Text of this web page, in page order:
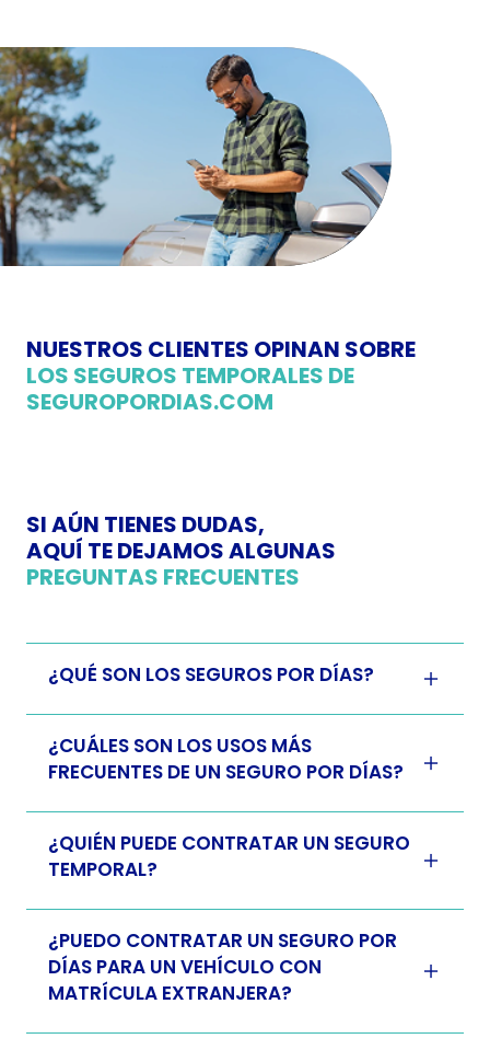
NUESTROS CLIENTES OPINAN SOBRE
LOS SEGUROS TEMPORALES DE
SEGUROPORDIAS.COM
SI AÚN TIENES DUDAS,
AQUÍ TE DEJAMOS ALGUNAS
PREGUNTAS FRECUENTES
¿QUÉ SON LOS SEGUROS POR DÍAS?
¿CUÁLES SON LOS USOS MÁS
FRECUENTES DE UN SEGURO POR DÍAS?
¿QUIÉN PUEDE CONTRATAR UN SEGURO
TEMPORAL?
¿PUEDO CONTRATAR UN SEGURO POR
DÍAS PARA UN VEHÍCULO CON
MATRÍCULA EXTRANJERA?